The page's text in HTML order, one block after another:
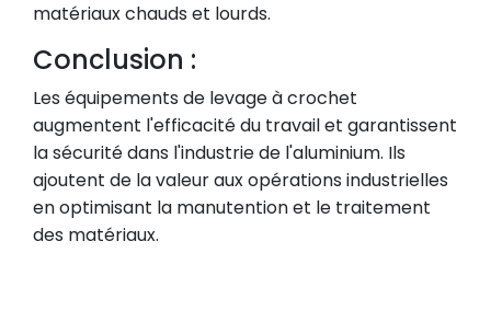
matériaux chauds et lourds.
Conclusion :
Les équipements de levage à crochet
augmentent l'efficacité du travail et garantissent
la sécurité dans l'industrie de l'aluminium. Ils
ajoutent de la valeur aux opérations industrielles
en optimisant la manutention et le traitement
des matériaux.